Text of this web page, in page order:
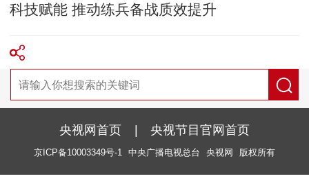
科技赋能 推动练兵备战质效提升
央视网首页 | 央视节目官网首页
京ICP备10003349号-1 中央广播电视总台 央视网 版权所有